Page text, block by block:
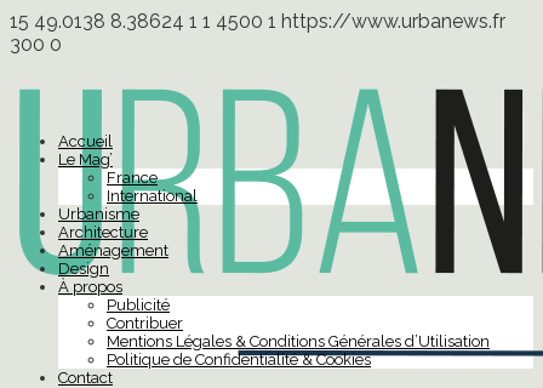
15 49.0138 8.38624 1 1 4500 1 https://www.urbanews.fr
300 0
Accueil
Le Mag’
France
International
Urbanisme
Architecture
Aménagement
Design
À propos
Publicité
Contribuer
Mentions Légales & Conditions Générales d’Utilisation
Politique de Confidentialité & Cookies
Contact